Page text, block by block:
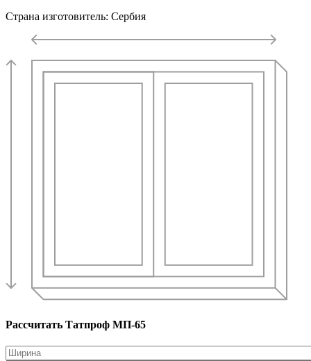
Страна изготовитель: Сербия
Рассчитать Татпроф МП-65